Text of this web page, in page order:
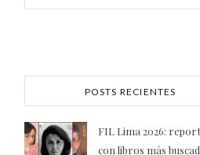
POSTS RECIENTES
FIL Lima 2026:
con libros más